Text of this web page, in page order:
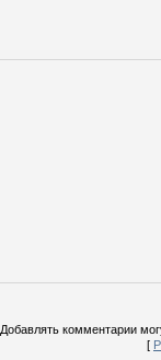
Добавлять комментарии
[